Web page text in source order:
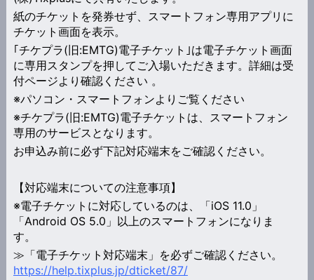
紙のチケットを発券せず、スマートフォン専用アプリに
チケット画面を表示。
｢チケプラ(旧:EMTG)電子チケット｣は電子チケット画面
に専用スタンプを押してご入場いただきます。詳細は受
付ページより確認ください 。
※パソコン・スマートフォンよりご覧ください
※チケプラ(旧:EMTG)電子チケットは、スマートフォン
専用のサービスとなります。
お申込み前に必ず下記対応端末をご確認ください。
【対応端末についての注意事項】
※電子チケットに対応しているのは、「iOS 11.0」
「Android OS 5.0」以上のスマートフォンになりま
す。
≫「電子チケット対応端末」を必ずご確認ください。
https://help.tixplus.jp/dticket/87/